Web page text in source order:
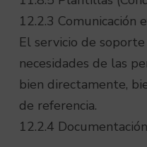
12.2.3 Comunicación
El servicio de
necesidades de las
bien directamente,
de referencia.
12.2.4